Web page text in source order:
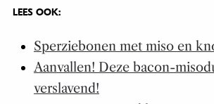
LEES OOK:
Sperziebonen met miso en
Aanvallen! Deze bacon-
verslavend!